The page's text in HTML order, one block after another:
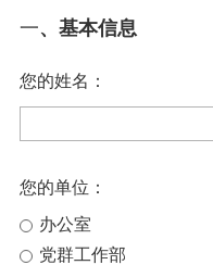
一、基本信息
您的姓名：
您的单位：
办公室
党群工作部